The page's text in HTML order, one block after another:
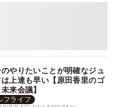
のやりたいことが明確なジュ
は上達も早い【原田香里のゴ
来会議】
フライフ